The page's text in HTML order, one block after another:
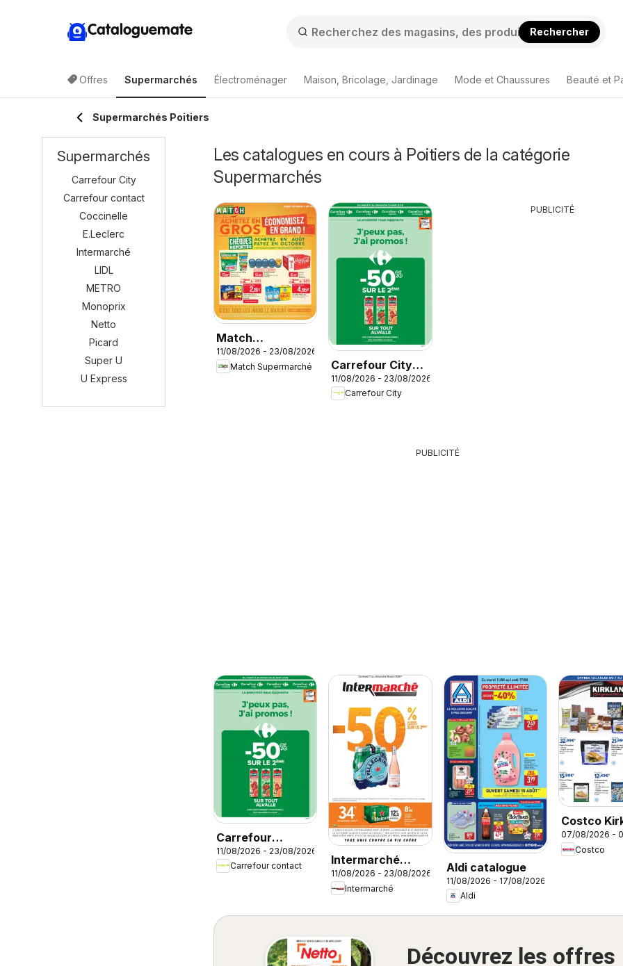
Cataloguemate Rechercher
Offres Supermarchés Électroménager Maison, Bricolage, Jardinage Mode et Chaussures Beauté et
Supermarchés Poitiers
Les catalogues en cours à Poitiers de la catégorie
Supermarchés
Match
Supermarché
catalogue
11/08/2026 - 23/08/2026
Match Supermarché
Carrefour City
catalogue
11/08/2026 - 23/08/2026
Carrefour City
PUBLICITÉ
PUBLICITÉ
Carrefour
contact
catalogue
11/08/2026 - 23/08/2026
Carrefour contact
Intermarché
catalogue
11/08/2026 - 23/08/2026
Intermarché
Aldi catalogue
11/08/2026 - 17/08/2026
Aldi
Costco
signature
07/08/2026 -
Costco
Découvrez les offres
Supermarchés
Carrefour City
Carrefour contact
Coccinelle
E.Leclerc
Intermarché
LIDL
METRO
Monoprix
Netto
Picard
Super U
U Express